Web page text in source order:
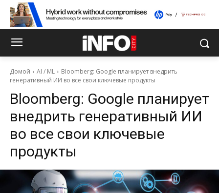
Домой AI / ML
Bloomberg: Google планирует внедрить
генеративный ИИ во все свои ключевые продукты
Bloomberg: Google планирует
внедрить генеративный ИИ
во все свои ключевые
продукты